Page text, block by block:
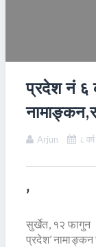
प्रदेश नं ६
Arjun ८
’
सुर्खेत, १२ फागुन
प्रदेश’